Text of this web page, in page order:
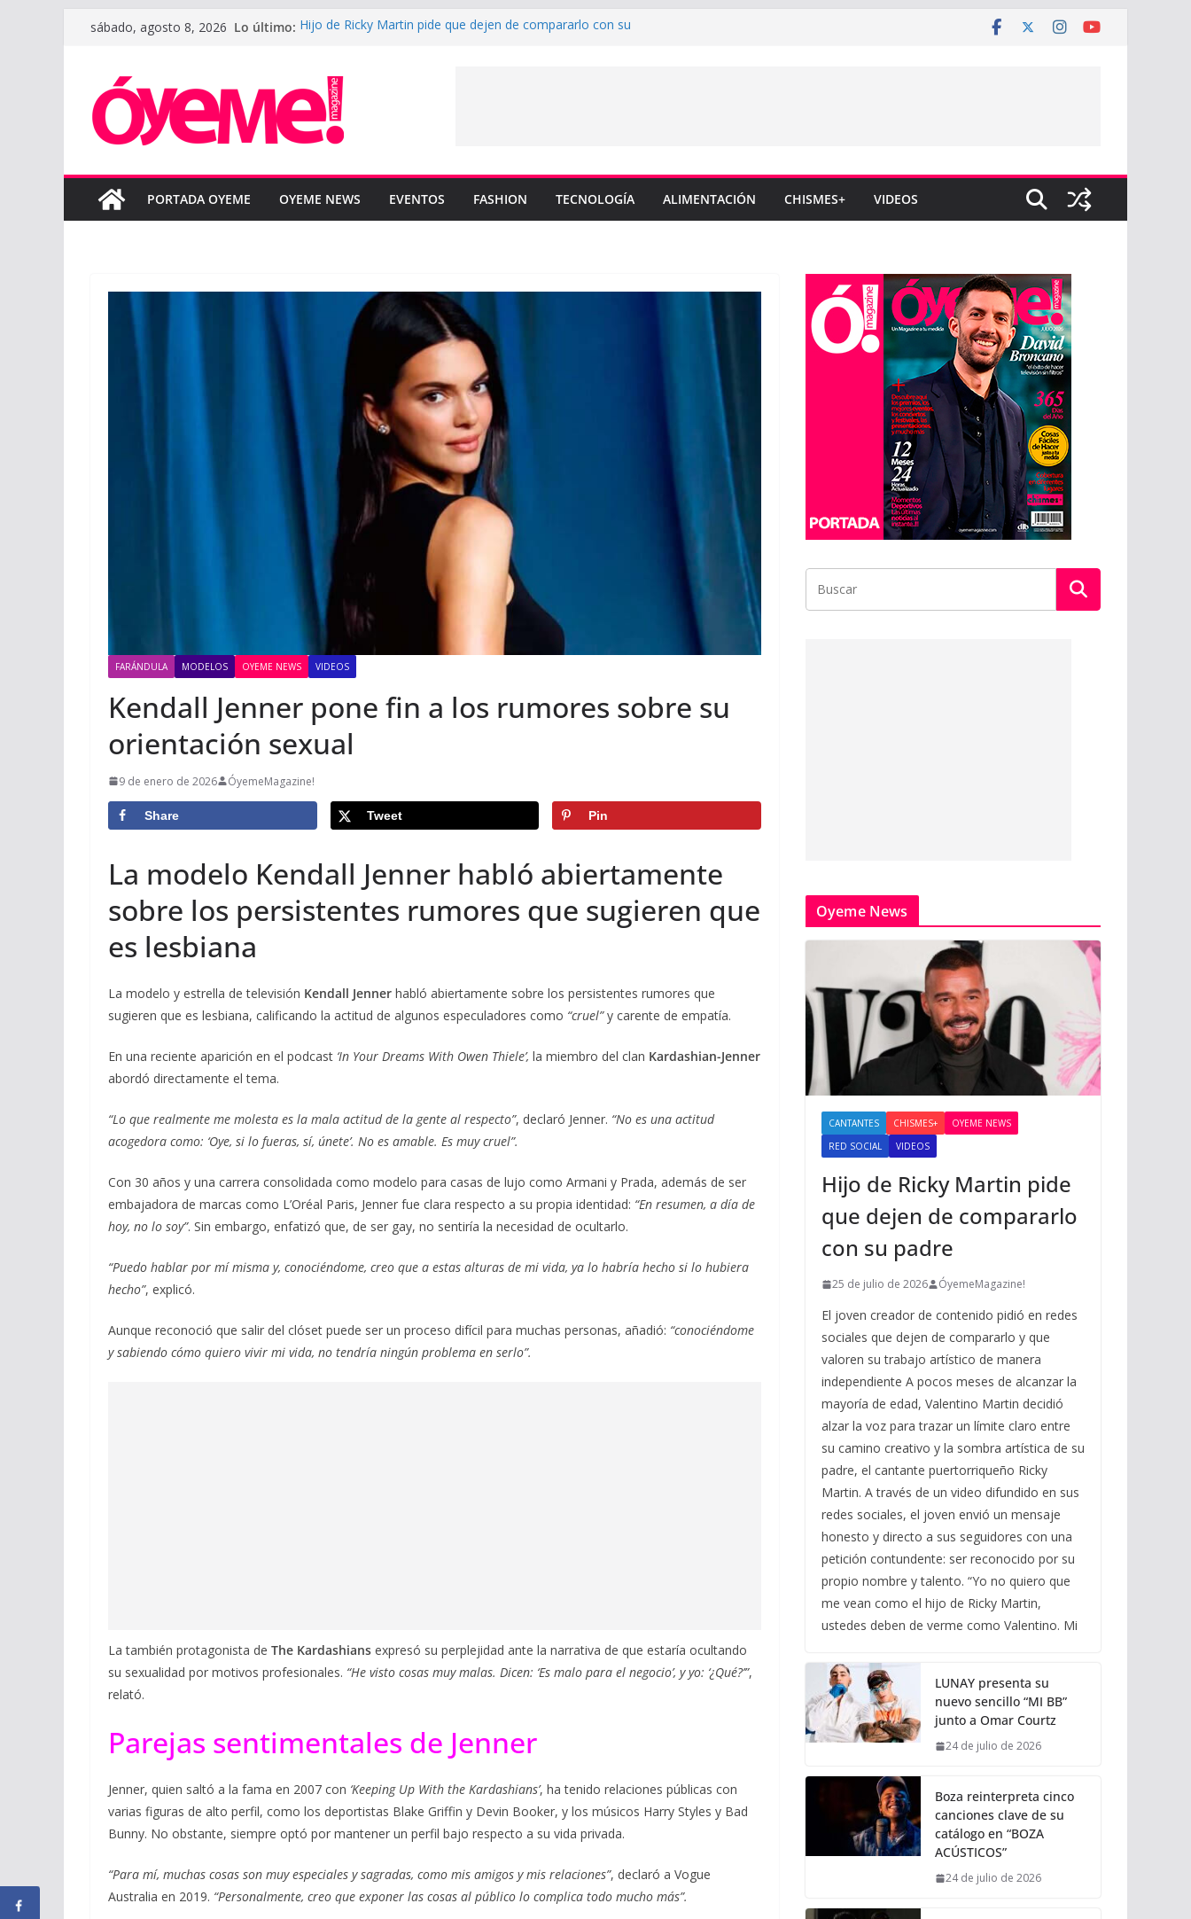
Saltarsábado, agosto 8, 2026 Lo último: Hijo de Ricky Martin pide que dejen de compararlo con su
la nueva temporada de la NBA
LUNAY presenta su nuevo sencillo “MI BB” junto a Omar
Courtz
Boza reinterpreta cinco canciones clave de su catálogo en
PORTADA OYEME OYEME NEWS EVENTOS FASHION TECNOLOGÍA ALIMENTACIÓN CHISMES+ VIDEOS
FARÁNDULA MODELOS OYEME NEWS VIDEOS
Kendall Jenner pone fin a los rumores sobre su
orientación sexual
9 de enero de 2026 ÓyemeMagazine!
Share Tweet Pin
La modelo Kendall Jenner habló abiertamente
sobre los persistentes rumores que sugieren que
es lesbiana
La modelo y estrella de televisión Kendall Jenner habló abiertamente sobre los persistentes rumores que
sugieren que es lesbiana, calificando la actitud de algunos especuladores como “cruel”y carente de empatía.
En una reciente aparición en el podcast ‘In Your Dreams With Owen Thiele’, la miembro del clan Kardashian-Jenner
abordó directamente el tema.
“Lo que realmente me molesta es la mala actitud de la gente al respecto”, declaró Jenner. “No es una actitud
acogedora como: ‘Oye, si lo fueras, sí, únete’. No es amable. Es muy cruel”.
Con 30 años y una carrera consolidada como modelo para casas de lujo como Armani y Prada, además de ser
embajadora de marcas como L’Oréal Paris, Jenner fue clara respecto a su propia identidad: “En resumen, a día de
hoy, no lo soy”. Sin embargo, enfatizó que, de ser gay, no sentiría la necesidad de ocultarlo.
“Puedo hablar por mí misma y, conociéndome, creo que a estas alturas de mi vida, ya lo habría hecho si lo hubiera
hecho”, explicó.
Aunque reconoció que salir del clóset puede ser un proceso difícil para muchas personas, añadió: “conociéndome
y sabiendo cómo quiero vivir mi vida, no tendría ningún problema en serlo”.
La también protagonista de The Kardashians expresó su perplejidad ante la narrativa de que estaría ocultando
su sexualidad por motivos profesionales. “He visto cosas muy malas. Dicen: ‘Es malo para el negocio’, y yo: ‘¿Qué?’”,
relató.
Parejas sentimentales de Jenner
Jenner, quien saltó a la fama en 2007 con ‘Keeping Up With the Kardashians’, ha tenido relaciones públicas con
varias figuras de alto perfil, como los deportistas Blake Griffin y Devin Booker, y los músicos Harry Styles y Bad
Bunny. No obstante, siempre optó por mantener un perfil bajo respecto a su vida privada.
“Para mí, muchas cosas son muy especiales y sagradas, como mis amigos y mis relaciones”, declaró a Vogue
Australia en 2019. “Personalmente, creo que exponer las cosas al público lo complica todo mucho más”.
Oyeme News
CANTANTES CHISMES+
OYEME NEWS
RED SOCIAL
VIDEOS
Hijo de Ricky Martin pide
que dejen de compararlo
con su padre
25 de julio de 2026 ÓyemeMagazine!
El joven creador de contenido pidió en redes
sociales que dejen de compararlo y que
valoren su trabajo artístico de manera
independiente A pocos meses de alcanzar la
mayoría de edad, Valentino Martin decidió
alzar la voz para trazar un límite claro entre
su camino creativo y la sombra artística de su
padre, el cantante puertorriqueño Ricky
Martin. A través de un video difundido en sus
redes sociales, el joven envió un mensaje
honesto y directo a sus seguidores con una
petición contundente: ser reconocido por su
propio nombre y talento. “Yo no quiero que
me vean como el hijo de Ricky Martin,
ustedes deben de verme como Valentino. Mi
LUNAY presenta su
nuevo sencillo “MI BB”
junto a Omar Courtz
24 de julio de 2026
Boza reinterpreta cinco
canciones clave de su
catálogo en “BOZA
ACÚSTICOS”
24 de julio de 2026